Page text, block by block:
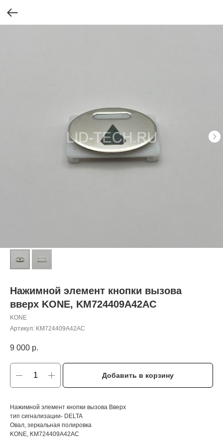
Нажимной элемент кнопки вызова
вверх KONE, KM724409A42AC
KONE
Артикул: KM724409A42AC
9 000 р.
Добавить в корзину
Нажимной элемент кнопки вызова Вверх
тип сигнализации- DELTA
Овал, зеркальная полировка
KONE, KM724409A42AC